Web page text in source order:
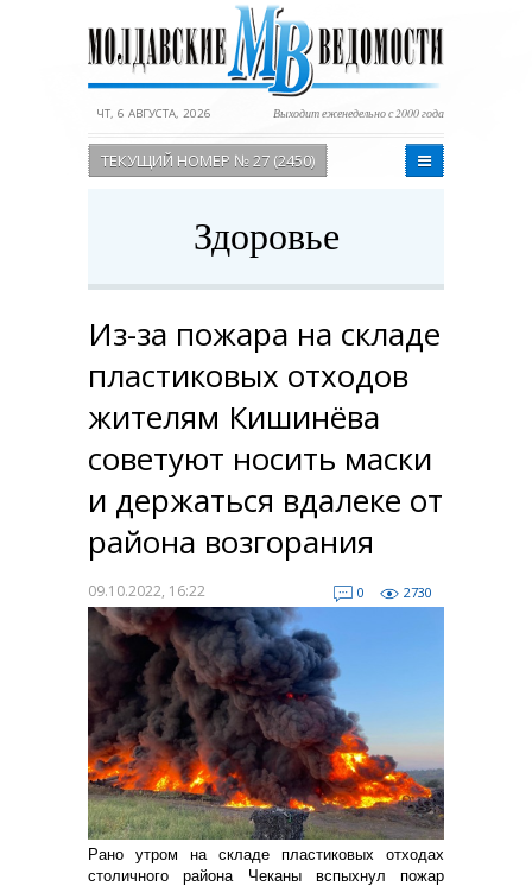
ЧТ, 6 АВГУСТА, 2026 Выходит еженедельно с 2000 года
ТЕКУЩИЙ НОМЕР № 27 (2450)
Здоровье
Из-за пожара на складе
пластиковых отходов
жителям Кишинёва
советуют носить маски
и держаться вдалеке от
района возгорания
09.10.2022, 16:22 0 2730
Рано утром на складе пластиковых отходах
столичного района Чеканы вспыхнул пожар